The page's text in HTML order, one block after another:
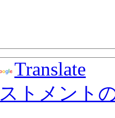
Translate
トメント